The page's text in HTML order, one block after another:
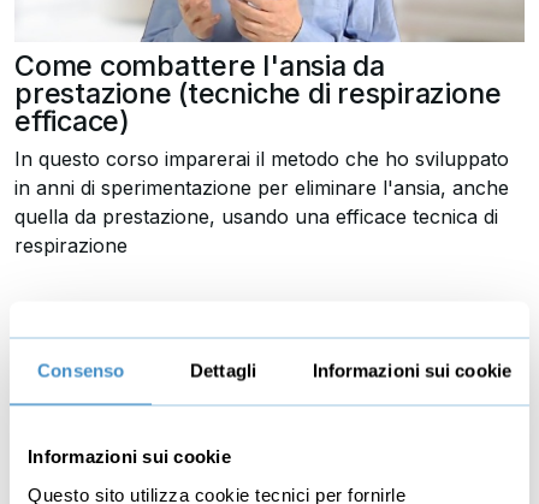
Consenso Dettagli Informazioni sui cookie
Informazioni sui cookie
Questo sito utilizza cookie tecnici per fornirle
Come combattere l'ansia da
prestazione (tecniche di respirazione
efficace)
In questo corso imparerai il metodo che ho sviluppato
in anni di sperimentazione per eliminare l'ansia, anche
quella da prestazione, usando una efficace tecnica di
respirazione
46 Recensioni
Durata: 53m 34s
18 lezioni
€29,95+IVA